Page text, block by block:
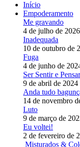
Início
Empoderamento
Me gravando
4 de julho de 2026
Inadequada
10 de outubro de
Fuga
4 de junho de
Ser Sentir e Pensar
9 de abril de 2024
Anda tudo
14 de novembro
Luto
9 de março de
Eu voltei!
2 de fevereiro de
Misturados &